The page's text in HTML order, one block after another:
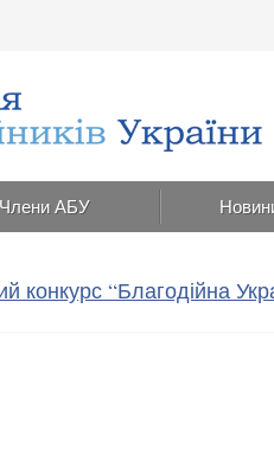
Члени АБУ
конкурс “Благодійна